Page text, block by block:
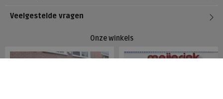
Veelgestelde vragen
Onze winkels